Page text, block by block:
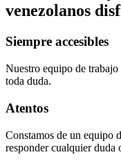
venezolanos
Siempre accesibles
Nuestro equipo de trabajo
toda duda.
Atentos
Constamos de un equipo
responder cualquier duda